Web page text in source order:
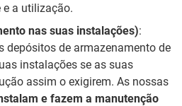
a utilização.
nas suas instalações):
depósitos de armazenamento de
instalações se as suas
assim o exigirem. As nossas
e fazem a manutenção